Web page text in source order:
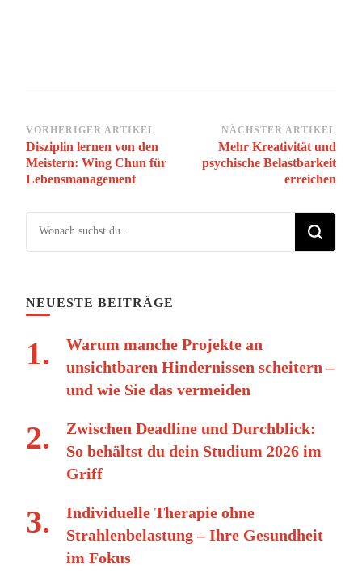
Beitragsnavigation
VORHERIGER ARTIKEL
Disziplin lernen von den
Meistern: Wing Chun für
Lebensmanagement
NÄCHSTER ARTIKEL
Mehr Kreativität und
psychische Belastbarkeit
erreichen
Suchst du nach etwas?
NEUESTE BEITRÄGE
Warum manche Projekte an
unsichtbaren Hindernissen scheitern –
und wie Sie das vermeiden
Zwischen Deadline und Durchblick:
So behältst du dein Studium 2026 im
Griff
Individuelle Therapie ohne
Strahlenbelastung – Ihre Gesundheit
im Fokus